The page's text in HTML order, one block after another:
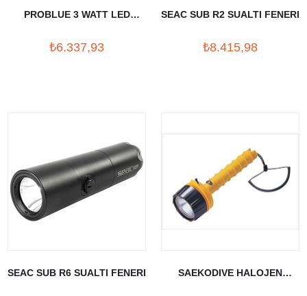
PROBLUE 3 WATT LED
₺6.337,93
SEAC SUB R2 SUALTI FENERI
₺8.415,98
SEAC SUB R6 SUALTI FENERI
SAEKODIVE HALOJEN